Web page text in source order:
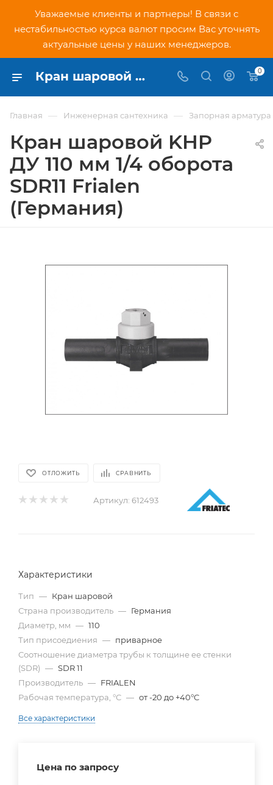
Уважаемые клиенты и партнеры! В связи с
нестабильностью курса валют просим Вас уточнять
актуальные цены у наших менеджеров.
Кран шаровой KHP ДУ 110 мм 1/4 оборота SDR11 Frialen (Германия) - купить по низкой цене в Москве, интернет-магазин PNDtech.ru 0
Главная — Инженерная сантехника — Запорная арматура
Кран шаровой KHP
ДУ 110 мм 1/4 оборота
SDR11 Frialen
(Германия)
ОТЛОЖИТЬ СРАВНИТЬ
Артикул: 612493
Характеристики
Тип — Кран шаровой
Страна производитель — Германия
Диаметр, мм — 110
Тип присоедиения — приварное
Cоотношение диаметра трубы к толщине ее стенки
(SDR) — SDR 11
Производитель — FRIALEN
Рабочая температура, °С — от -20 до +40°C
Все характеристики
Цена по запросу